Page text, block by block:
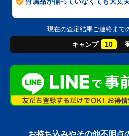
現在の査定結果ご連絡まで
キャンプ 10